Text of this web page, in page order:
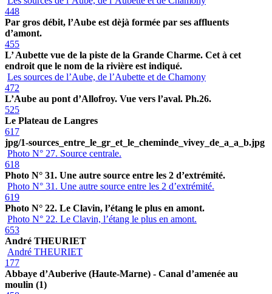
448
Par gros débit, l’Aube est dèjà formée par ses affluents
d’amont.
455
L’ Aubette vue de la piste de la Grande Charme. Cet à cet
endroit que le nom de la rivière est indiqué.
Les sources de l’Aube, de l’Aubette et de Chamony
472
L’Aube au pont d’Allofroy. Vue vers l’aval. Ph.26.
525
Le Plateau de Langres
617
jpg/1-sources_entre_le_gr_et_le_cheminde_vivey_de_a_a_b.jpg
Photo N° 27. Source centrale.
618
Photo N° 31. Une autre source entre les 2 d’extrémité.
Photo N° 31. Une autre source entre les 2 d’extrémité.
619
Photo N° 22. Le Clavin, l’étang le plus en amont.
Photo N° 22. Le Clavin, l’étang le plus en amont.
653
André THEURIET
André THEURIET
177
Abbaye d’Auberive (Haute-Marne) - Canal d’amenée au
moulin (1)